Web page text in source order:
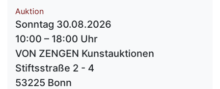
Auktion
Sonntag 30.08.2026
10:00 – 18:00 Uhr
VON ZENGEN Kunstauktionen
Stiftsstraße 2 - 4
53225 Bonn